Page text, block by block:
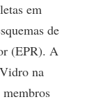
em
de
(EPR). A
na